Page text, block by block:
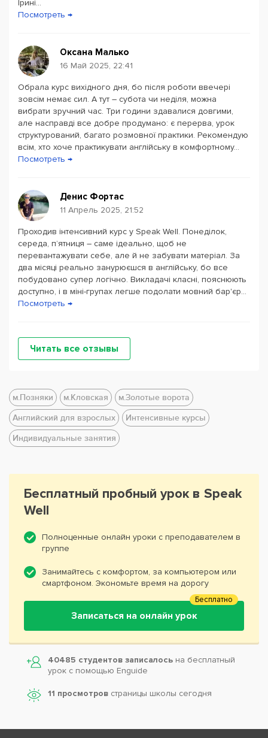
Ірині...
Посмотреть →
Оксана Малько
16 Май 2025, 22:41
Обрала курс вихідного дня, бо після роботи ввечері
зовсім немає сил. А тут – субота чи неділя, можна
вибрати зручний час. Три години здавалися довгими,
але насправді все добре продумано: є перерва, урок
структурований, багато розмовної практики. Рекомендую
всім, хто хоче практикувати англійську в комфортному...
Посмотреть →
Денис Фортас
11 Апрель 2025, 21:52
Проходив інтенсивний курс у Speak Well. Понеділок,
середа, п’ятниця – саме ідеально, щоб не
перевантажувати себе, але й не забувати матеріал. За
два місяці реально занурюєшся в англійську, бо все
побудовано супер логічно. Викладачі класні, пояснюють
доступно, і в міні-групах легше подолати мовний бар'єр...
Посмотреть →
Читать все отзывы
м.Позняки м.Кловская
м.Золотые ворота
Английский для взрослых
Интенсивные курсы
Индивидуальные занятия
Бесплатный пробный урок в Speak
Well
Полноценные онлайн уроки с преподавателем в
группе
Занимайтесь с комфортом, за компьютером или
смартфоном. Экономьте время на дорогу
Записаться на онлайн урок
Бесплатно
40485 студентов записалось на бесплатный
урок с помощью Enguide
11 просмотров страницы школы сегодня